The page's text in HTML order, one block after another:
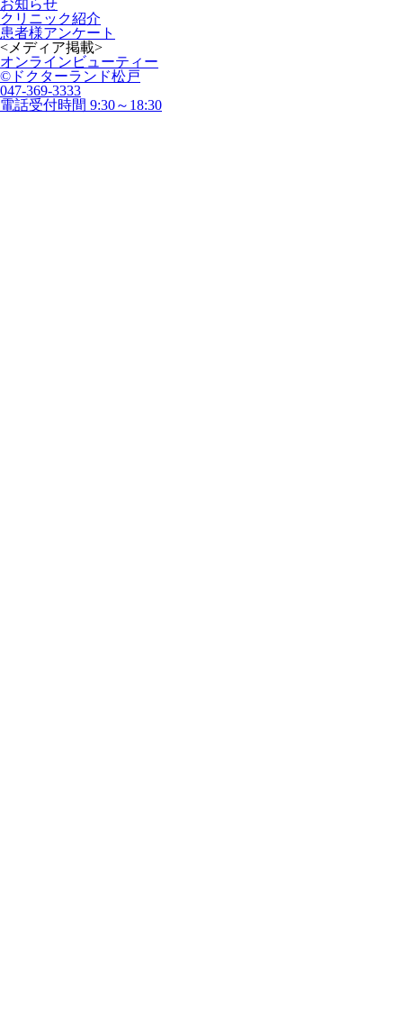
お知らせ
クリニック紹介
患者様アンケート
<メディア掲載>
オンラインビューティー
©ドクターランド松戸
047-369-3333
電話受付時間 9:30～18:30